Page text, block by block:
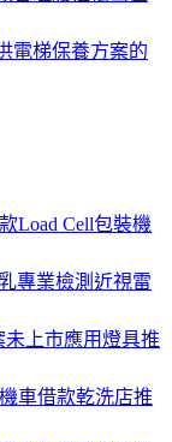
電梯保養方案的
Load Cell包裝機
專業檢測近視雷
上市應用燈具推
車借款乾洗店推